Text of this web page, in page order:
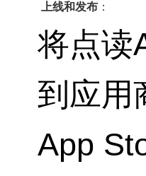
上线和发布：
将点读
到应用
App